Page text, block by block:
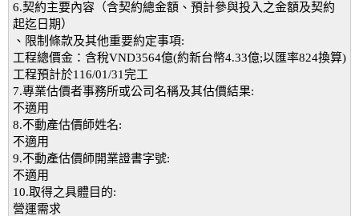
6.契約主要內容（含契約總金額、預計參與投入之金額及契約
起迄日期）
、限制條款及其他重要約定事項:
工程總價金：含稅VND3564億(約新台幣4.33億;以匯率824換算)
工程預計於116/01/31完工
7.專業估價者事務所或公司名稱及其估價結果:
不適用
8.不動產估價師姓名:
不適用
9.不動產估價師開業證書字號:
不適用
10.取得之具體目的:
營運需求